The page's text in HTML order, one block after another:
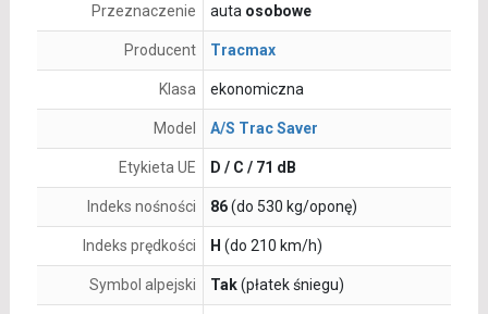
Przeznaczenie auta osobowe
Producent Tracmax
Klasa ekonomiczna
Model A/S Trac Saver
Etykieta UE D / C / 71 dB
Indeks nośności 86(do 530 kg/oponę)
Indeks prędkości H (do 210 km/h)
Symbol alpejski Tak(płatek śniegu)